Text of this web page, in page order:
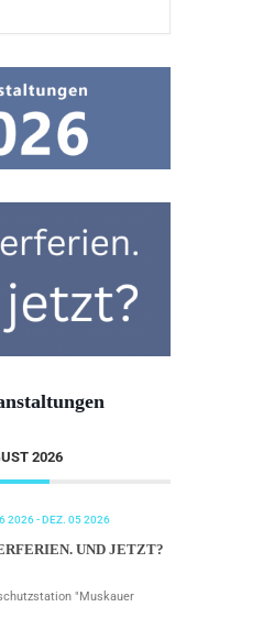
2026
2026- DEZ. 05 2026
UND JETZT?
"Muskauer